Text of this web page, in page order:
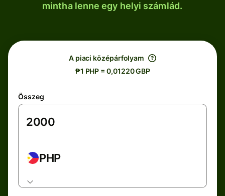
mintha lenne egy helyi számlád.
A piaci középárfolyam
₱1 PHP = 0,01220 GBP
Összeg
PHP